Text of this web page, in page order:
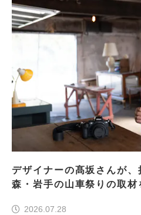
デザイナーの髙坂さんが
森・岩手の山車祭りの取
2026.07.28